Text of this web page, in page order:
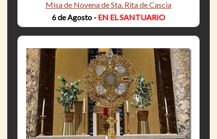
Misa de Novena de Sta. Rita de Cascia
6 de Agosto - EN EL SANTUARIO